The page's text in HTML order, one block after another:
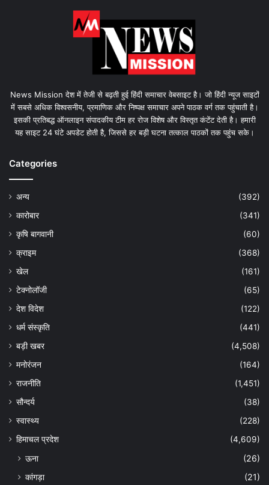
News Mission देश में तेजी से बढ़ती हुई हिंदी समाचार वेबसाइट है। जो हिंदी न्यूज साइटों
में सबसे अधिक विश्वसनीय, प्रमाणिक और निष्पक्ष समाचार अपने पाठक वर्ग तक पहुंचाती है।
इसकी प्रतिबद्ध ऑनलाइन संपादकीय टीम हर रोज विशेष और विस्तृत कंटेंट देती है। हमारी
यह साइट 24 घंटे अपडेट होती है, जिससे हर बड़ी घटना तत्काल पाठकों तक पहुंच सके।
Categories
अन्य
(392)
कारोबार
(341)
कृषि बागवानी
(60)
क्राइम
(368)
खेल
(161)
टेक्नोलॉजी
(65)
देश विदेश
(122)
धर्म संस्कृति
(441)
बड़ी खबर
(4,508)
मनोरंजन
(164)
राजनीति
(1,451)
सौन्दर्य
(38)
स्वास्थ्य
(228)
हिमाचल प्रदेश
(4,609)
ऊना
(26)
कांगड़ा
(21)